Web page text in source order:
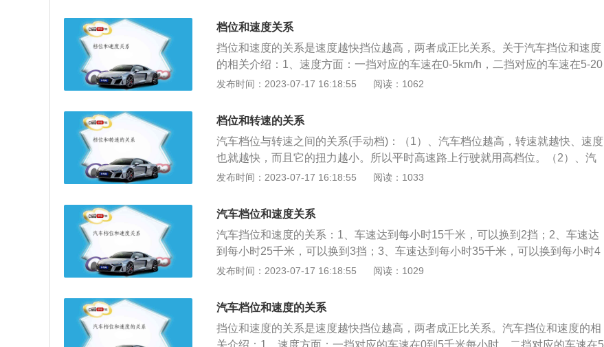
燃油越多，燃烧后的产物（气体）越多，气缸内的压力就越大，自然扭矩也就越
大。可以看出，发动机扭矩与发动机转速成反比，而不是正比。
数，是用来描述发动机曲轴转动的力度。比如∶就好像用扳手拧螺丝，如果对扳手
用力越大，那螺丝受到的扭力也就越大，反之受到的扭力就越小。这就意味着，
扭力越大，给汽车提供的牵引力就越大，发动机扭力越大汽车加速越快，而且拖
拽能力也越强。所以扭力是用来描述一个旋转轴的转动力矩的，从扭力的单位
（牛米）也可以很容易理解出它的意义。扭距决定加速度，扭矩越大的车，力量
速越低，喷油、进气时间越长，就是说积聚在汽缸内的燃料越多，燃烧后产物
（气体）也就越多，汽缸内压力也就越大，自然扭矩也就大了。由此可见发动机
扭矩和发动机转速成反比，并不是正比的。
档位和速度关系
挡位和速度的关系是速度越快挡位越高，两者成正比关系。关于汽车挡位和速度
的相关介绍：1、速度方面：一挡对应的车速在0-5km/h，二挡对应的车速在5-20
km/h，三挡对应的车速在20-40km/h，四挡对应的车速在40-60km/h，五挡对应的
in，不能超过2500r/min。如果是一些大排量高功率的发动机，可以在3000r/min
左右换挡。
发布时间：2023-07-17 16:18:55 阅读：1062
档位和转速的关系
汽车档位与转速之间的关系(手动档)：（1）、汽车档位越高，转速就越快、速度
也就越快，而且它的扭力越小。所以平时高速路上行驶就用高档位。（2）、汽
车档位越低，速度越慢、转速也就越慢，而且它的扭力就越大。所以车辆起步必
于车辆起步低速行驶；2档、3档用于中速行驶；4档、5档用于车辆高速行驶。
（4）、倒档用于车辆倒车或调头用，所以倒档转速也慢、扭力也大。因此，汽
车的档位与速度、转速之间的关系都是关联的，也并不是所有的车都要规定在某
个转速的时候该换什么档，严格地说是在相应的行驶状态下换相应的挡位。在合
适的速度用合适的档位去匹配，否则就会拖档或引起发动机剧烈抖动以至于最后
油门的轻重来判断是否换档。采用自动变速器（AT）调节车速的汽车一般称为自
动档汽车，驾驶时由自动变速器的控制系统根据发动机的转速和负荷自动选择合
适的档位，从而替代了人的主观判断时机和换档操作。自动档汽车通常采用液力
发布时间：2023-07-17 16:18:55 阅读：1033
汽车档位和速度关系
汽车挡位和速度的关系：1、车速达到每小时15千米，可以换到2挡；2、车速达
到每小时25千米，可以换到3挡；3、车速达到每小时35千米，可以换到每小时4
挡；4、车速达到每小时45千米，可以换到5挡。降挡时遵循减速降挡原则，先减
燃料油的热效率最高。如果速度与挡位不匹配，出现高速抵挡或低速高挡等现
象，不仅会增加油耗，而且会给发动机和变速器带来损坏，对车辆造成不可逆的
损害，汽车在行驶过程中必须保持挡位和速度相匹配。
发布时间：2023-07-17 16:18:55 阅读：1029
汽车档位和速度的关系
挡位和速度的关系是速度越快挡位越高，两者成正比关系。汽车挡位和速度的相